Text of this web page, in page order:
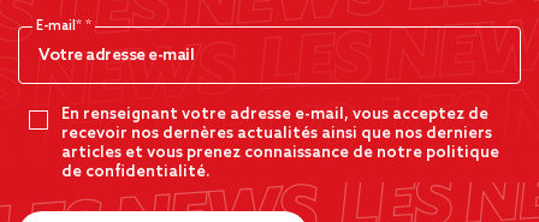
E-mail*
En renseignant votre adresse e-mail, vous acceptez de
recevoir nos dernères actualités ainsi que nos derniers
articles et vous prenez connaissance de notre politique
de confidentialité.